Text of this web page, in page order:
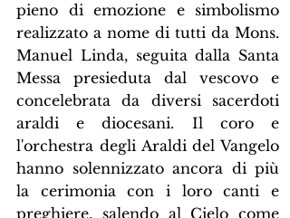
pieno di emozione e simbolismo
realizzato a nome di tutti da Mons.
Manuel Linda, seguita dalla Santa
Messa presieduta dal vescovo e
concelebrata da diversi sacerdoti
araldi e diocesani. Il coro e
l'orchestra degli Araldi del Vangelo
hanno solennizzato ancora di più
la cerimonia con i loro canti e
preghiere, salendo al Cielo come